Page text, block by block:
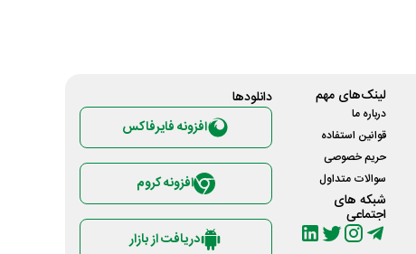
لینک‌های مهم
درباره ما
قوانین استفاده
حریم خصوصی
سوالات متداول
شبکه های
اجتماعی
دانلود‌ها
افزونه فایرفاکس
افزونه کروم
دریافت از بازار